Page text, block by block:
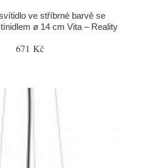
ve stříbrné barvě se
ø 14 cm Vita – Reality
671 Kč